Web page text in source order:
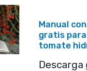
Manual
gratis
tomate